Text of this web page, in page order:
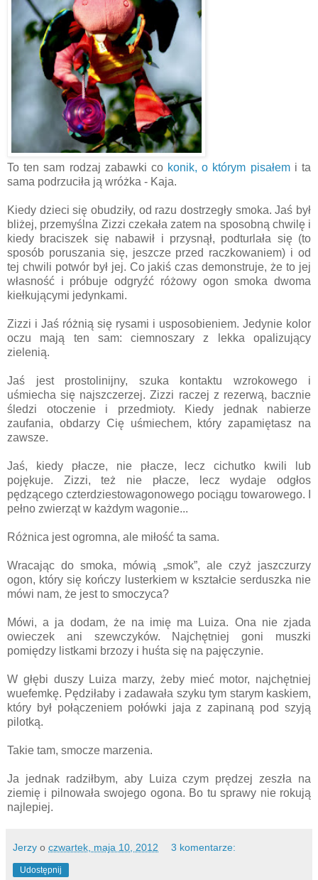
To ten sam rodzaj zabawki co konik, o którym pisałemi ta
sama podrzuciła ją wróżka - Kaja.
Kiedy dzieci się obudziły, od razu dostrzegły smoka. Jaś był
bliżej, przemyślna Zizzi czekała zatem na sposobną chwilę i
kiedy braciszek się nabawił i przysnął, podturlała się (to
sposób poruszania się, jeszcze przed raczkowaniem) i od
tej chwili potwór był jej. Co jakiś czas demonstruje, że to jej
własność i próbuje odgryźć różowy ogon smoka dwoma
kiełkującymi jedynkami.
Zizzi i Jaś różnią się rysami i usposobieniem. Jedynie kolor
oczu mają ten sam: ciemnoszary z lekka opalizujący
zielenią.
Jaś jest prostolinijny, szuka kontaktu wzrokowego i
uśmiecha się najszczerzej. Zizzi raczej z rezerwą, bacznie
śledzi otoczenie i przedmioty. Kiedy jednak nabierze
zaufania, obdarzy Cię uśmiechem, który zapamiętasz na
zawsze.
Jaś, kiedy płacze, nie płacze, lecz cichutko kwili lub
pojękuje. Zizzi, też nie płacze, lecz wydaje odgłos
pędzącego czterdziestowagonowego pociągu towarowego. I
pełno zwierząt w każdym wagonie...
Różnica jest ogromna, ale miłość ta sama.
Wracając do smoka, mówią „smok”, ale czyż jaszczurzy
ogon, który się kończy lusterkiem w kształcie serduszka nie
mówi nam, że jest to smoczyca?
Mówi, a ja dodam, że na imię ma Luiza. Ona nie zjada
owieczek ani szewczyków. Najchętniej goni muszki
pomiędzy listkami brzozy i huśta się na pajęczynie.
W głębi duszy Luiza marzy, żeby mieć motor, najchętniej
wuefemkę. Pędziłaby i zadawała szyku tym starym kaskiem,
który był połączeniem połówki jaja z zapinaną pod szyją
pilotką.
Takie tam, smocze marzenia.
Ja jednak radziłbym, aby Luiza czym prędzej zeszła na
ziemię i pilnowała swojego ogona. Bo tu sprawy nie rokują
najlepiej.
Jerzy o czwartek, maja 10, 2012 3 komentarze:
Udostępnij